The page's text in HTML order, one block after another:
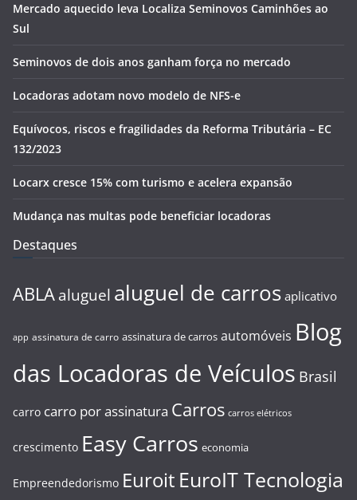
Mercado aquecido leva Localiza Seminovos Caminhões ao
Sul
Seminovos de dois anos ganham força no mercado
Locadoras adotam novo modelo de NFS-e
Equívocos, riscos e fragilidades da Reforma Tributária – EC
132/2023
Locarx cresce 15% com turismo e acelera expansão
Mudança nas multas pode beneficiar locadoras
Destaques
ABLA aluguel aluguel de carros aplicativo
app assinatura de carro assinatura de carros automóveis Blog
das Locadoras de Veículos Brasil
carro carro por assinatura Carros carros elétricos
crescimento Easy Carros economia
Empreendedorismo Euroit EuroIT Tecnologia